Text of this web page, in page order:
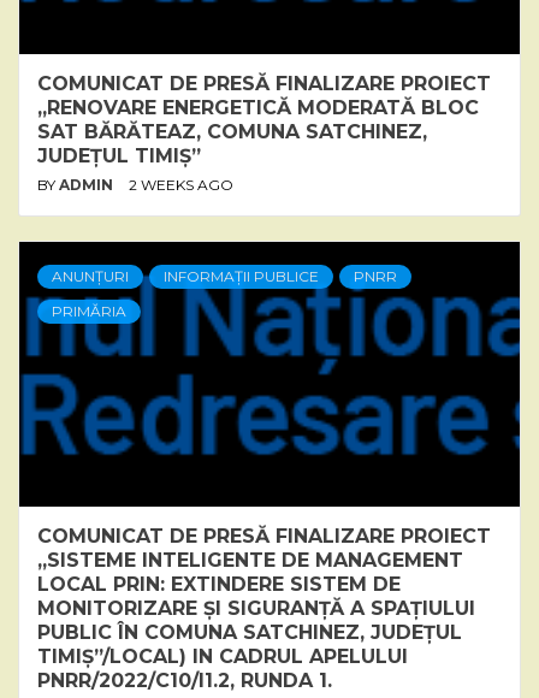
COMUNICAT DE PRESĂ FINALIZARE PROIECT
„RENOVARE ENERGETICĂ MODERATĂ BLOC
SAT BĂRĂTEAZ, COMUNA SATCHINEZ,
JUDEȚUL TIMIȘ”
BY ADMIN 2 WEEKS AGO
ANUNȚURI INFORMAȚII PUBLICE
PNRR
PRIMĂRIA
COMUNICAT DE PRESĂ FINALIZARE PROIECT
„SISTEME INTELIGENTE DE MANAGEMENT
LOCAL PRIN: EXTINDERE SISTEM DE
MONITORIZARE ȘI SIGURANȚĂ A SPAȚIULUI
PUBLIC ÎN COMUNA SATCHINEZ, JUDEȚUL
TIMIȘ”/LOCAL) IN CADRUL APELULUI
PNRR/2022/C10/I1.2, RUNDA 1.